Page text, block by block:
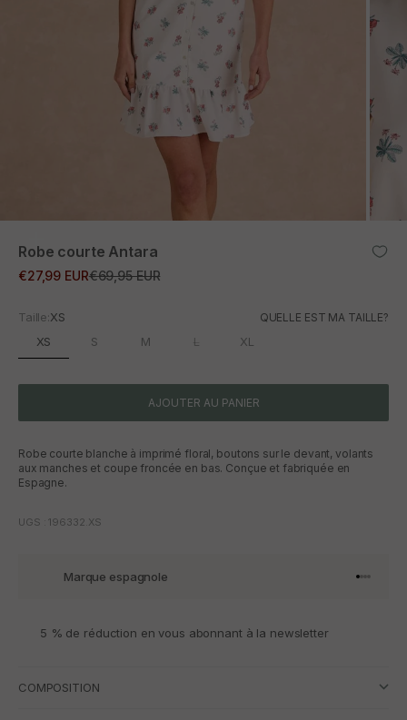
Robe courte Antara
Prix promotionnel
€27,99 EURPrix normal
€69,95 EUR
Taille:XS QUELLE EST MA TAILLE?
XS S M L XL
AJOUTER AU PANIER
Robe courte blanche à imprimé floral, boutons sur le devant, volants
aux manches et coupe froncée en bas. Conçue et fabriquée en
Espagne.
UGS : 196332.XS
Marque espagnole Aller à
Aller à
Aller à
Aller
5 % de réduction en vous abonnant à la newsletter
COMPOSITION